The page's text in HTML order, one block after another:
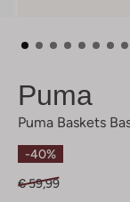
Puma
Puma Baskets
-40%
€ 59,99